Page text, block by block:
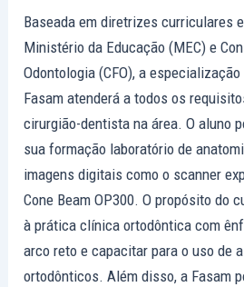
Baseada em diretrizes curriculares
Ministério da Educação (MEC) e
Odontologia (CFO), a
Fasam atenderá a todos os
cirurgião-dentista na área. O aluno
sua formação laboratório de
imagens digitais como o scanner
Cone Beam OP300. O propósito do
à prática clínica ortodôntica com
arco reto e capacitar para o uso de
ortodônticos. Além disso, a Fasam